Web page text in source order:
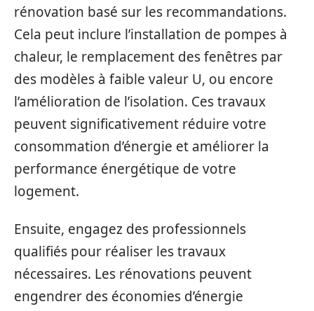
rénovation basé sur les recommandations.
Cela peut inclure l’installation de pompes à
chaleur, le remplacement des fenêtres par
des modèles à faible valeur U, ou encore
l’amélioration de l’isolation. Ces travaux
peuvent significativement réduire votre
consommation d’énergie et améliorer la
performance énergétique de votre
logement.
Ensuite, engagez des professionnels
qualifiés pour réaliser les travaux
nécessaires. Les rénovations peuvent
engendrer des économies d’énergie